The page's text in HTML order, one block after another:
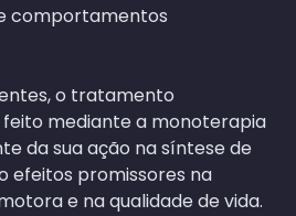
comportamentos
o tratamento
mediante a monoterapia
da sua ação na síntese de
efeitos promissores na
e na qualidade de vida.